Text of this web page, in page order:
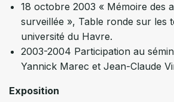
18 octobre 2003 « Mémoire des
surveillée », Table ronde sur les
université du Havre.
2003-2004 Participation au
Yannick Marec et Jean-Claude
Exposition